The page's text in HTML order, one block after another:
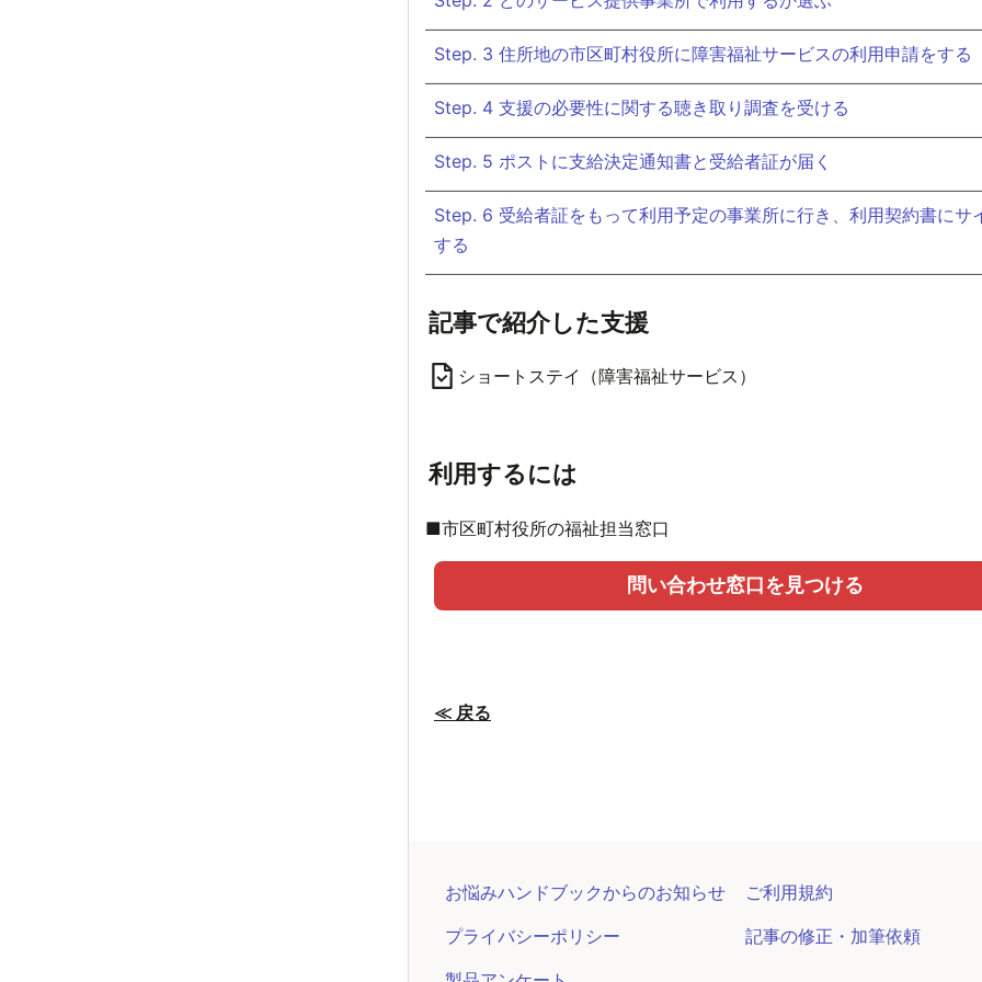
Step. 3 住所地の市区町村役所に障害福祉サービスの利用申請をする
Step. 4 支援の必要性に関する聴き取り調査を受ける
Step. 5 ポストに支給決定通知書と受給者証が届く
Step. 6 受給者証をもって利用予定の事業所に行き、利用契約書にサ
する
記事で紹介した支援
ショートステイ（障害福祉サービス）
利用するには
■市区町村役所の福祉担当窓口
問い合わせ窓口を見つける
≪ 戻る
お悩みハンドブックからのお知らせ
ご利用規約
プライバシーポリシー
記事の修正・加筆依頼